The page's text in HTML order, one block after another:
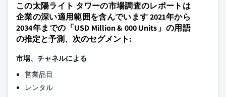
この太陽ライト タワーの市場調査のレポートは
企業の深い適用範囲を含んでいます 2021年から
2034年までの「USD Million & 000 Units」の用語
の推定と予測、次のセグメント:
市場、チャネルによる
営業品目
レンタル